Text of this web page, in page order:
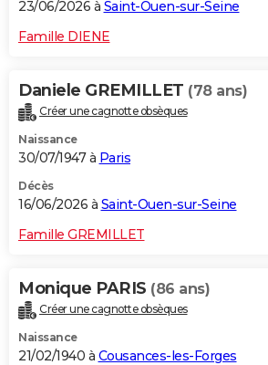
23/06/2026 à Saint-Ouen-sur-Seine
Famille DIENE
Daniele GREMILLET (78 ans)
Créer une cagnotte obsèques
Naissance
30/07/1947 à Paris
Décès
16/06/2026 à Saint-Ouen-sur-Seine
Famille GREMILLET
Monique PARIS (86 ans)
Créer une cagnotte obsèques
Naissance
21/02/1940 à Cousances-les-Forges